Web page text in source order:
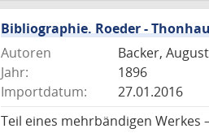
Bibliographie. Roeder -
Autoren
Backer,
Jahr:
1896
Importdatum:
27.01.2016
Teil eines mehrbändigen Werkes